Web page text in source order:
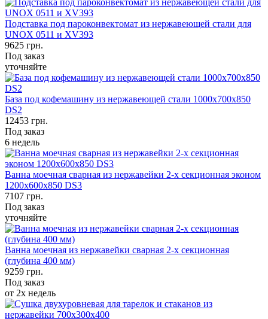
Подставка под пароконвектомат из нержавеющей стали для
UNOX 0511 и XV393
9625 грн.
Под заказ
уточняйте
База под кофемашину из нержавеющей стали 1000х700х850
DS2
12453 грн.
Под заказ
6 недель
Ванна моечная сварная из нержавейки 2-х секционная эконом
1200х600х850 DS3
7107 грн.
Под заказ
уточняйте
Ванна моечная из нержавейки сварная 2-х секционная
(глубина 400 мм)
9259 грн.
Под заказ
от 2х недель